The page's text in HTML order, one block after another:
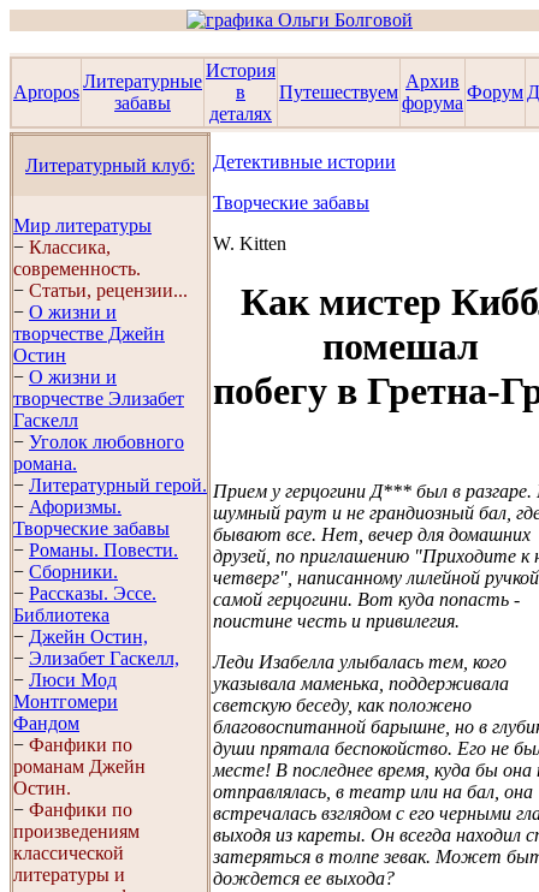
Apropos
Литературные
забавы
История
в
деталях
Путешествуем
Архив
форума
Форум
Литературный клуб:
Мир литературы
− Классика,
современность.
− Статьи, рецензии...
− О жизни и
творчестве Джейн
Остин
− О жизни и
творчестве Элизабет
Гaскелл
− Уголок любовного
романа.
− Литературный герой.
− Афоризмы.
Творческие забавы
− Романы. Повести.
− Сборники.
− Рассказы. Эссe.
Библиотека
− Джейн Остин,
− Элизабет Гaскелл,
− Люси Мод
Монтгомери
Фандом
− Фанфики по
романам Джейн
Остин.
− Фанфики по
произведениям
классической
литературы и
Детективные истории
Творческие забавы
W. Kitten
Как мистер
помешал
побегу в Гретна-
Прием у герцогини Д*** был в разгаре.
шумный раут и не грандиозный бал,
бывают все. Нет, вечер для домашних
друзей, по приглашению "Приходите к
четверг", написанному лилейной ручкой
самой герцогини. Вот куда попасть -
поистине честь и привилегия.
Леди Изабелла улыбалась тем, кого
указывала маменька, поддерживала
светскую беседу, как положено
благовоспитанной барышне, но в
души прятала беспокойство. Его не
месте! В последнее время, куда бы она
отправлялась, в театр или на бал, она
встречалась взглядом с его черными
выходя из кареты. Он всегда находил
затеряться в толпе зевак. Может
дождется ее выхода?